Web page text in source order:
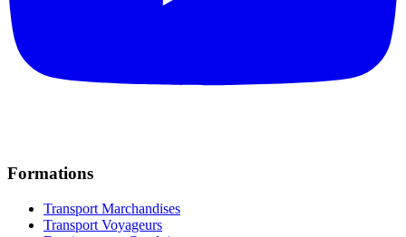
Formations
Transport Marchandises
Transport Voyageurs